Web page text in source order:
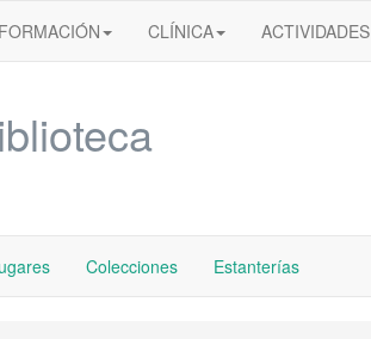
FORMACIÓN CLÍNICA ACTIVIDADES
Colecciones Estanterías